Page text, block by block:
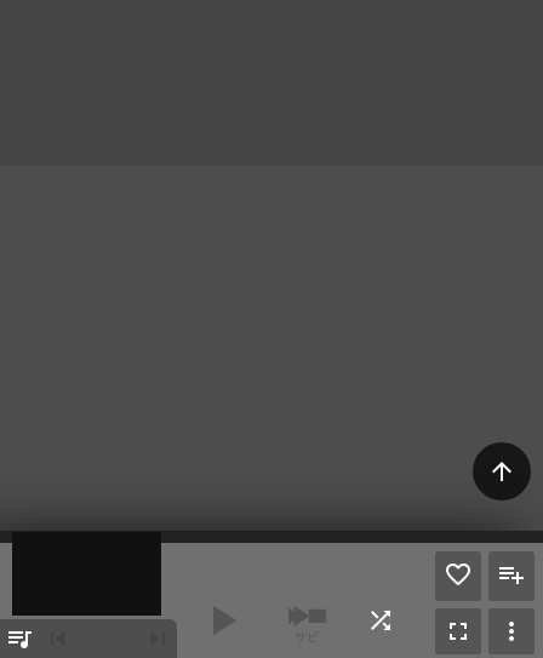
arrow_upward
queue_music play_arrow サビ
shuffle fullscreen more_vert